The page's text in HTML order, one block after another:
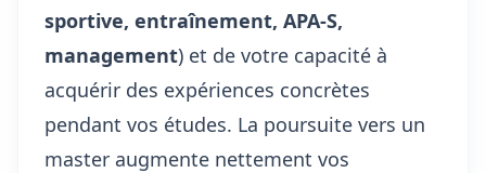
sportive, entraînement, APA-S,
management) et de votre capacité à
acquérir des expériences concrètes
pendant vos études. La poursuite vers un
master augmente nettement vos